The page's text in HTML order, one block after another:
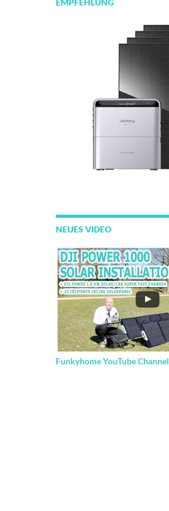
EMPFEHLUNG
NEUES VIDEO
Funkyhome YouTube Channel